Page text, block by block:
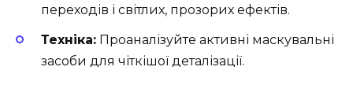
переходів і світлих, прозорих ефектів.
Техніка: Проаналізуйте активні маскувальні
засоби для чіткішої деталізації.